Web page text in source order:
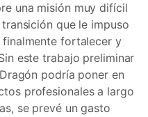
una misión muy difícil
que le impuso
finalmente fortalecer y
este trabajo preliminar
podría poner en
profesionales a largo
se prevé un gasto